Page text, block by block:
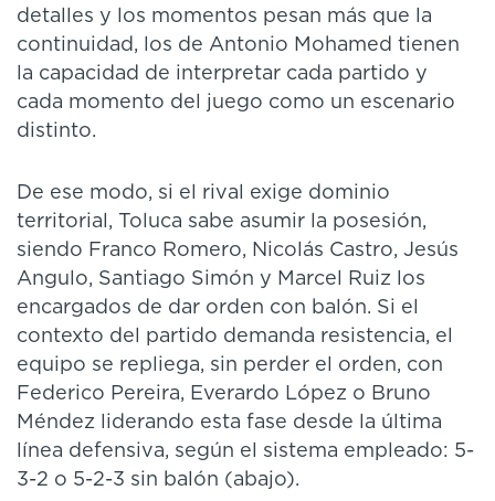
detalles y los momentos pesan más que la
continuidad, los de Antonio Mohamed tienen
la capacidad de interpretar cada partido y
cada momento del juego como un escenario
distinto.
De ese modo, si el rival exige dominio
territorial, Toluca sabe asumir la posesión,
siendo Franco Romero, Nicolás Castro, Jesús
Angulo, Santiago Simón y Marcel Ruiz los
encargados de dar orden con balón. Si el
contexto del partido demanda resistencia, el
equipo se repliega, sin perder el orden, con
Federico Pereira, Everardo López o Bruno
Méndez liderando esta fase desde la última
línea defensiva, según el sistema empleado: 5-
3-2 o 5-2-3 sin balón (abajo).